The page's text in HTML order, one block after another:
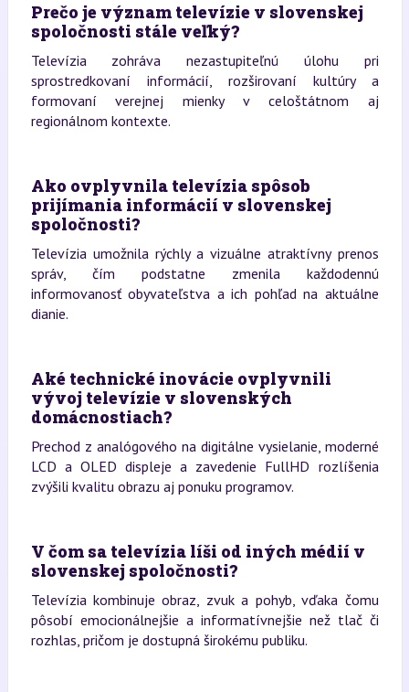
Prečo je význam televízie v slovenskej
spoločnosti stále veľký?
Televízia zohráva nezastupiteľnú úlohu pri
sprostredkovaní informácií, rozširovaní kultúry a
formovaní verejnej mienky v celoštátnom aj
regionálnom kontexte.
Ako ovplyvnila televízia spôsob
prijímania informácií v slovenskej
spoločnosti?
Televízia umožnila rýchly a vizuálne atraktívny prenos
správ, čím podstatne zmenila každodennú
informovanosť obyvateľstva a ich pohľad na aktuálne
dianie.
Aké technické inovácie ovplyvnili
vývoj televízie v slovenských
domácnostiach?
Prechod z analógového na digitálne vysielanie, moderné
LCD a OLED displeje a zavedenie FullHD rozlíšenia
zvýšili kvalitu obrazu aj ponuku programov.
V čom sa televízia líši od iných médií v
slovenskej spoločnosti?
Televízia kombinuje obraz, zvuk a pohyb, vďaka čomu
pôsobí emocionálnejšie a informatívnejšie než tlač či
rozhlas, pričom je dostupná širokému publiku.